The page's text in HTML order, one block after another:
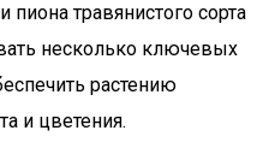
травянистого сорта
несколько ключевых
растению
и цветения.